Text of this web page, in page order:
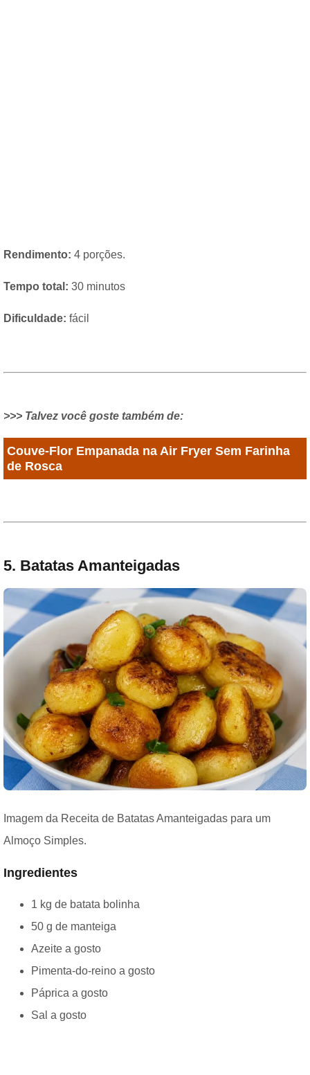
Rendimento: 4 porções.
Tempo total: 30 minutos
Dificuldade: fácil
>>> Talvez você goste também de:
Couve-Flor Empanada na Air Fryer Sem Farinha
de Rosca
5. Batatas Amanteigadas
Imagem da Receita de Batatas Amanteigadas para um
Almoço Simples.
Ingredientes
1 kg de batata bolinha
50 g de manteiga
Azeite a gosto
Pimenta-do-reino a gosto
Páprica a gosto
Sal a gosto